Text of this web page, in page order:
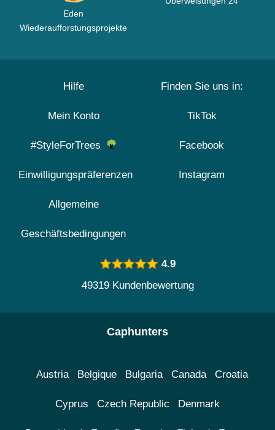
Eden
Wiederaufforstungsprojekte
Hilfe
Mein Konto
#StyleForTrees
Einwilligungspräferenzen
Allgemeine
Geschäftsbedingungen
Finden Sie uns in:
TikTok
Facebook
Instagram
4.9
49319 Kundenbewertung
Caphunters
Austria Belgique Bulgaria Canada Croatia
Cyprus Czech Republic Denmark